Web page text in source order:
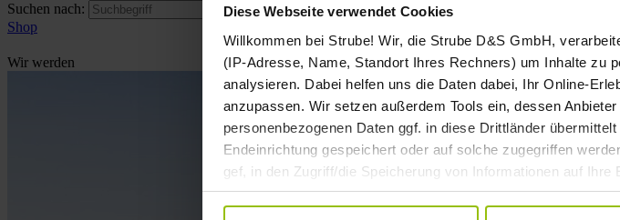
Diese Webseite verwendet Cookies
Willkommen bei Strube! Wir, die Strube D&S GmbH,
(IP-Adresse, Name, Standort Ihres Rechners) um Inhalte zu
analysieren. Dabei helfen uns die Daten dabei, Ihr Online-
anzupassen. Wir setzen außerdem Tools ein, dessen
personenbezogenen Daten ggf. in diese Drittländer
Endeinrichtung gespeichert oder auf solche zugegriffen
gef, in den Zugriff/die Speicherung von Informationen auf
Datenverarbeitung Ihrer personenbezogenen Daten für die
Suchen nach:
Shop
Wir werden